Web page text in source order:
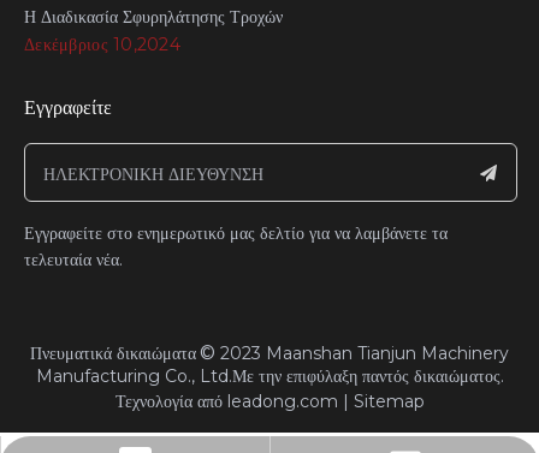
Η Διαδικασία Σφυρηλάτησης Τροχών
Δεκέμβριος 10,2024
Εγγραφείτε
Εγγραφείτε στο ενημερωτικό μας δελτίο για να λαμβάνετε τα
τελευταία νέα.
Πνευματικά δικαιώματα© 2023 Maanshan Tianjun Machinery
Manufacturing Co., Ltd.Με την επιφύλαξη παντός δικαιώματος.​​​​
Τεχνολογία από leadong.com | Sitemap